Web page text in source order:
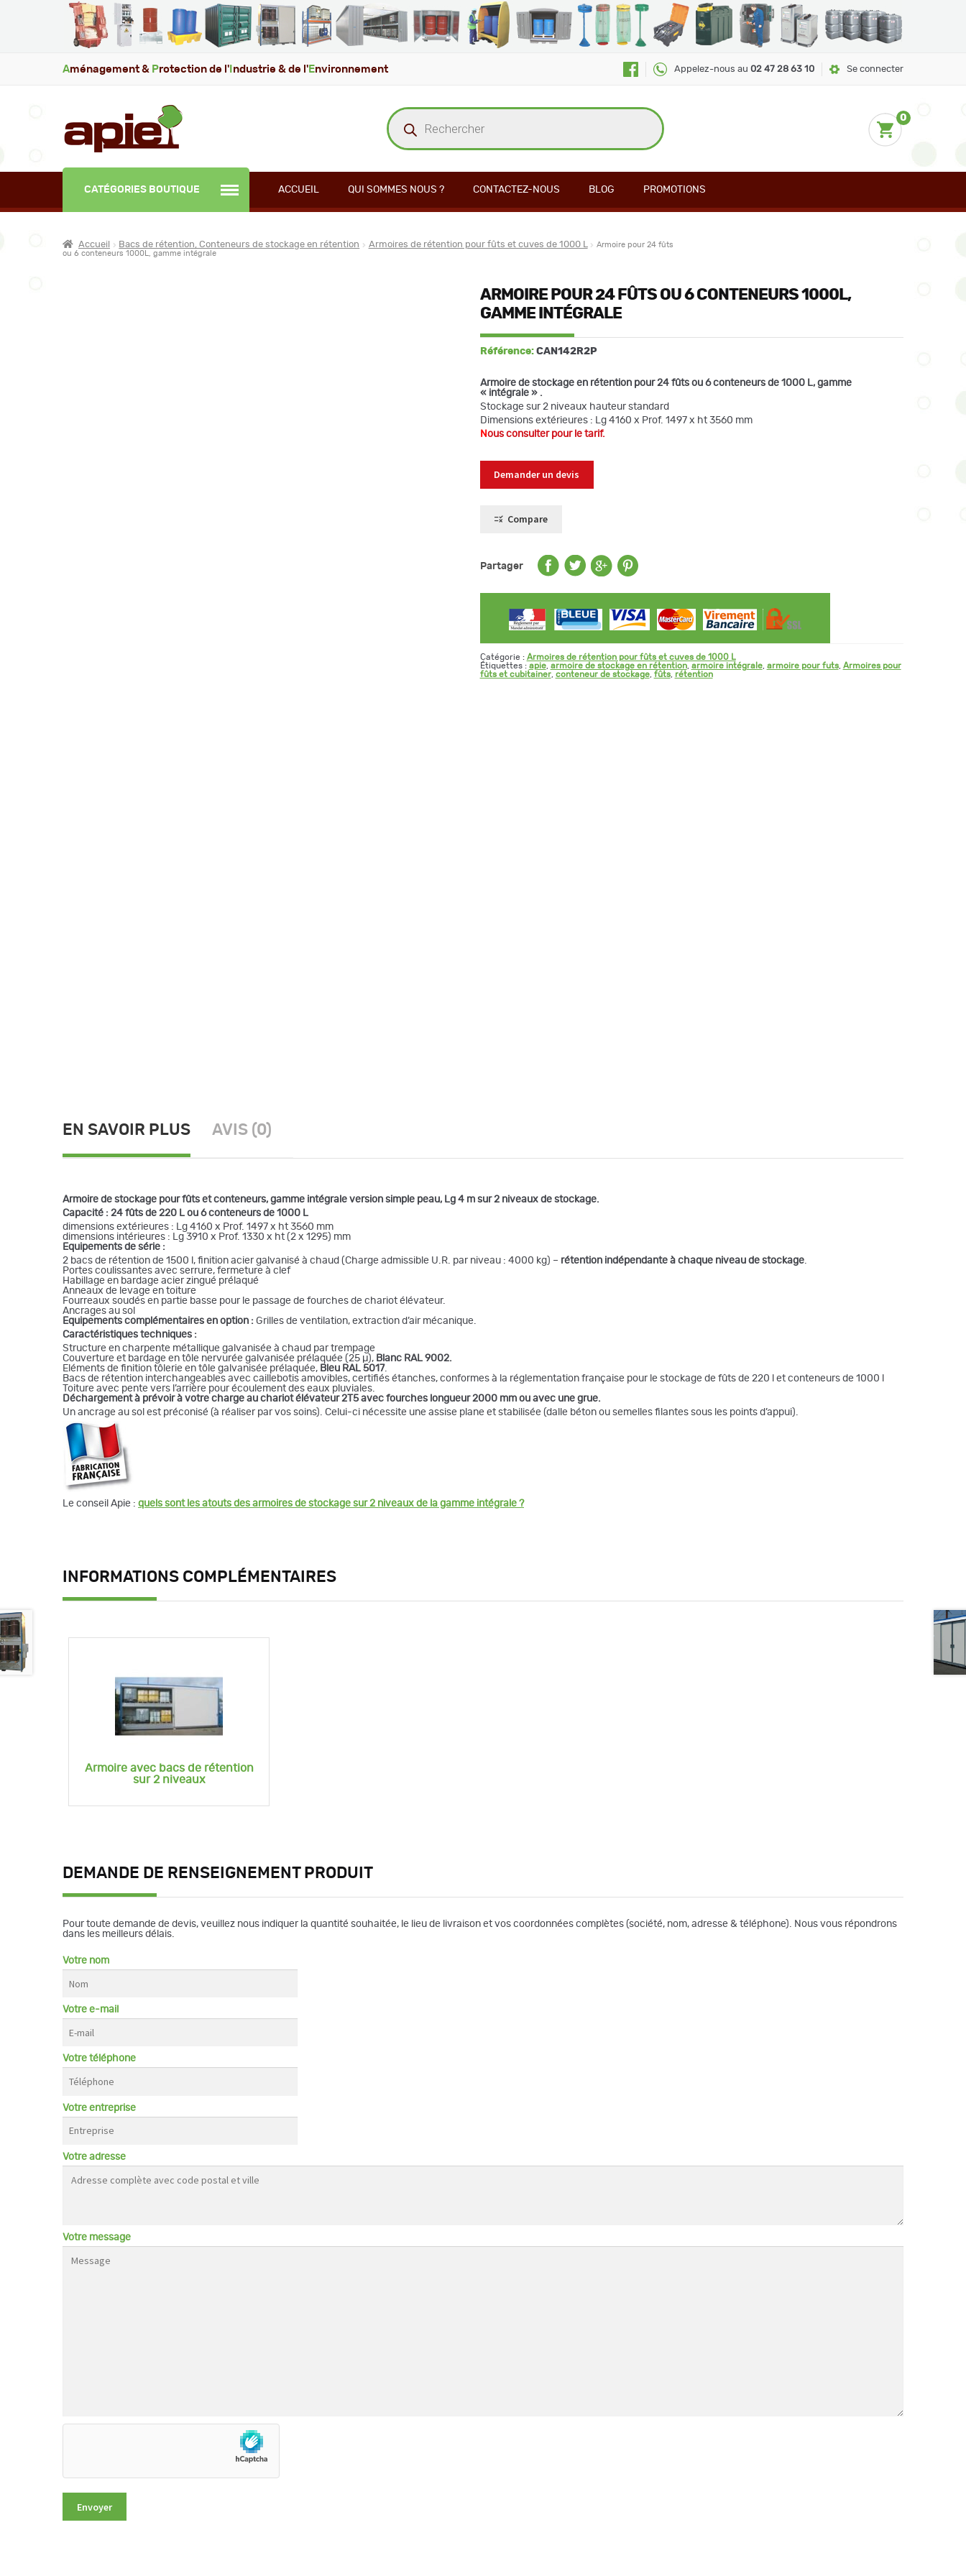
Aménagement & Protection de l' ndustrie & de l' Environnement Appelez-nous au 02 47 28 63 10 Se connecter
Recherche
de
produits
0
CATÉGORIES BOUTIQUE ACCUEIL QUI SOMMES NOUS ? CONTACTEZ-NOUS BLOG PROMOTIONS
Accueil Bacs de rétention, Conteneurs de stockage en rétention Armoires de rétention pour fûts et cuves de 1000 L
Armoire pour 24 fûts
ou 6 conteneurs 1000L, gamme intégrale
ARMOIRE POUR 24 FÛTS OU 6 CONTENEURS 1000L,
GAMME INTÉGRALE
Référence: CAN142R2P
Armoire de stockage en rétention pour 24 fûts ou 6 conteneurs de 1000 L, gamme
« intégrale » .
Stockage sur 2 niveaux hauteur standard
Dimensions extérieures : Lg 4160 x Prof. 1497 x ht 3560 mm
Nous consulter pour le tarif.
Demander un devis
Compare
Partager
Catégorie : Armoires de rétention pour fûts et cuves de 1000 L
Étiquettes : apie, armoire de stockage en rétention, armoire intégrale, armoire pour futs, Armoires pour
fûts et cubitainer, conteneur de stockage, fûts, rétention
EN SAVOIR PLUS AVIS (0)
Armoire de stockage pour fûts et conteneurs, gamme intégrale version simple peau, Lg 4 m sur 2 niveaux de stockage.
Capacité : 24 fûts de 220 L ou 6 conteneurs de 1000 L
dimensions extérieures : Lg 4160 x Prof. 1497 x ht 3560 mm
dimensions intérieures : Lg 3910 x Prof. 1330 x ht (2 x 1295) mm
Equipements de série :
2 bacs de rétention de 1500 l, finition acier galvanisé à chaud (Charge admissible U.R. par niveau : 4000 kg) – rétention indépendante à chaque niveau de stockage.
Portes coulissantes avec serrure, fermeture à clef
Habillage en bardage acier zingué prélaqué
Anneaux de levage en toiture
Fourreaux soudés en partie basse pour le passage de fourches de chariot élévateur.
Ancrages au sol
Equipements complémentaires en option : Grilles de ventilation, extraction d’air mécanique.
Caractéristiques techniques :
Structure en charpente métallique galvanisée à chaud par trempage
Couverture et bardage en tôle nervurée galvanisée prélaquée (25 µ), Blanc RAL 9002.
Eléments de finition tôlerie en tôle galvanisée prélaquée, Bleu RAL 5017.
Bacs de rétention interchangeables avec caillebotis amovibles, certifiés étanches, conformes à la réglementation française pour le stockage de fûts de 220 l et conteneurs de 1000 l
Toiture avec pente vers l’arrière pour écoulement des eaux pluviales.
Déchargement à prévoir à votre charge au chariot élévateur 2T5 avec fourches longueur 2000 mm ou avec une grue.
Un ancrage au sol est préconisé (à réaliser par vos soins). Celui-ci nécessite une assise plane et stabilisée (dalle béton ou semelles filantes sous les points d’appui).
Le conseil Apie : quels sont les atouts des armoires de stockage sur 2 niveaux de la gamme intégrale ?
INFORMATIONS COMPLÉMENTAIRES
Armoire avec bacs de rétention
sur 2 niveaux
DEMANDE DE RENSEIGNEMENT PRODUIT
Pour toute demande de devis, veuillez nous indiquer la quantité souhaitée, le lieu de livraison et vos coordonnées complètes (société, nom, adresse & téléphone). Nous vous répondrons
dans les meilleurs délais.
Votre nom
Votre e-mail
Votre téléphone
Votre entreprise
Votre adresse
Votre message